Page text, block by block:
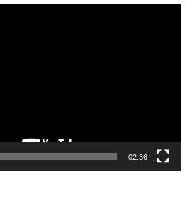
02:36